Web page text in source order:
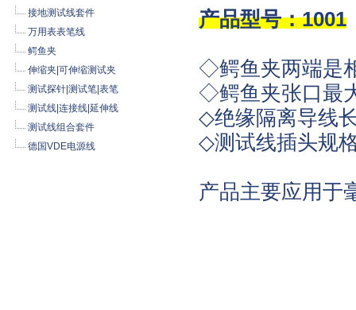
接地测试线套件
万用表表笔线
鳄鱼夹
伸缩夹|可伸缩测试夹
测试探针|测试笔|表笔
测试线|连接线|延伸线
测试线组合套件
德国VDE电源线
产品型号：1001
◇鳄鱼夹两端是
◇鳄鱼夹张口最
◇绝缘隔离导线
◇测试线插头规
产品主要应用于